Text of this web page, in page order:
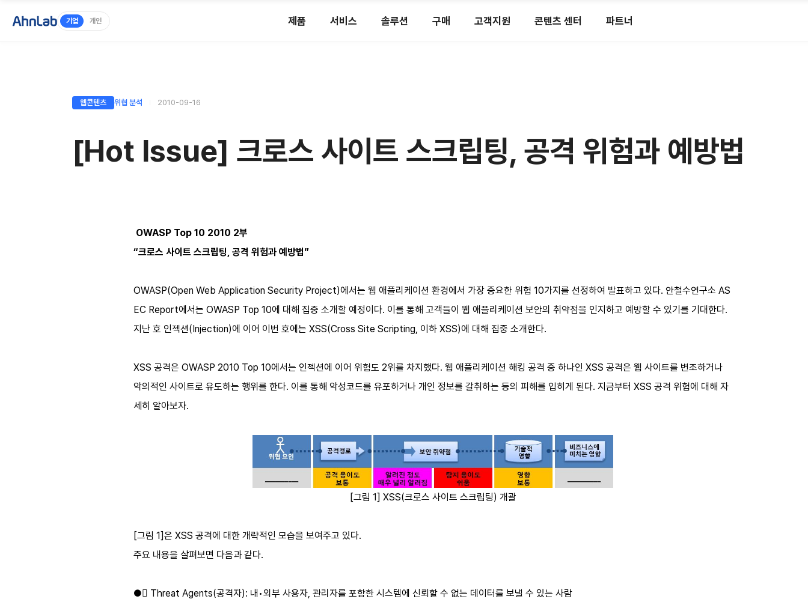
기업 개인 제품 서비스 솔루션 구매 고객지원 콘텐츠 센터 파트너
웹콘텐츠 위협 분석 2010-09-16
[Hot Issue] 크로스 사이트 스크립팅, 공격 위험과 예방법
OWASP Top 10 2010 2부
“크로스 사이트 스크립팅, 공격 위험과 예방법”
OWASP(Open Web Application Security Project)에서는 웹 애플리케이션 환경에서 가장 중요한 위험 10가지를 선정하여 발표하고 있다. 안철수연구소 AS
EC Report에서는 OWASP Top 10에 대해 집중 소개할 예정이다. 이를 통해 고객들이 웹 애플리케이션 보안의 취약점을 인지하고 예방할 수 있기를 기대한다.
지난 호 인젝션(Injection)에 이어 이번 호에는 XSS(Cross Site Scripting, 이하 XSS)에 대해 집중 소개한다.
XSS 공격은 OWASP 2010 Top 10에서는 인젝션에 이어 위험도 2위를 차지했다. 웹 애플리케이션 해킹 공격 중 하나인 XSS 공격은 웹 사이트를 변조하거나
악의적인 사이트로 유도하는 행위를 한다. 이를 통해 악성코드를 유포하거나 개인 정보를 갈취하는 등의 피해를 입히게 된다. 지금부터 XSS 공격 위험에 대해 자
세히 알아보자.
[그림 1] XSS(크로스 사이트 스크립팅) 개괄
[그림 1]은 XSS 공격에 대한 개략적인 모습을 보여주고 있다.
주요 내용을 살펴보면 다음과 같다.
● Threat Agents(공격자): 내•외부 사용자, 관리자를 포함한 시스템에 신뢰할 수 없는 데이터를 보낼 수 있는 사람